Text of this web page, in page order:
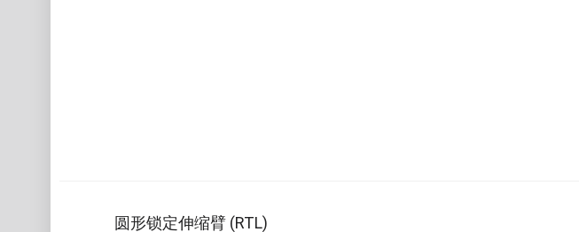
圆形锁定伸缩臂 (RTL)